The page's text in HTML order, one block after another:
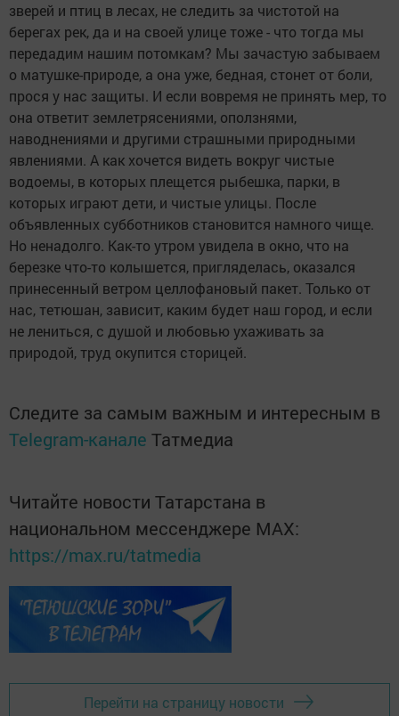
зверей и птиц в лесах, не следить за чистотой на
берегах рек, да и на своей улице тоже - что тогда мы
передадим нашим потомкам? Мы зачастую забываем
о матушке-природе, а она уже, бедная, стонет от боли,
прося у нас защиты. И если вовремя не принять мер, то
она ответит землетрясениями, оползнями,
наводнениями и другими страшными природными
явлениями. А как хочется видеть вокруг чистые
водоемы, в которых плещется рыбешка, парки, в
которых играют дети, и чистые улицы. После
объявленных субботников становится намного чище.
Но ненадолго. Как-то утром увидела в окно, что на
березке что-то колышется, пригляделась, оказался
принесенный ветром целлофановый пакет. Только от
нас, тетюшан, зависит, каким будет наш город, и если
не лениться, с душой и любовью ухаживать за
природой, труд окупится сторицей.
Следите за самым важным и интересным в
Telegram-канале Татмедиа
Читайте новости Татарстана в
национальном мессенджере MАХ:
https://max.ru/tatmedia
Перейти на страницу новости